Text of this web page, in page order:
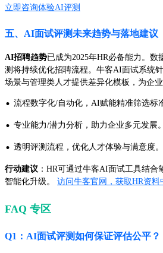
立即咨询体验AI评测
五、AI面试评测未来趋势与落地建议
AI招聘趋势已成为2025年HR必备能力。
测将持续优化招聘流程。牛客AI面试系统
场景与管理类人才提供差异化模板，为企
· 流程数字化/自动化，AI赋能精准筛选标
· 专业能力/潜力分析，助力企业多元发展。
· 透明评测流程，优化人才体验与满意度。
行动建议 ：HR可通过牛客AI面试工具结
智能化升级。 访问牛客官网，获取HR资料
FAQ 专区
Q1：AI面试评测如何保证评估公平？